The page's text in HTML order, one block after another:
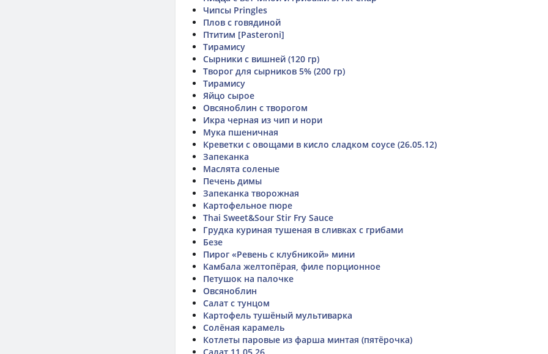
Чипсы Pringles
Плов с говядиной
Птитим [Pasteroni]
Тирамису
Сырники с вишней (120 гр)
Творог для сырников 5% (200 гр)
Тирамису
Яйцо сырое
Овсяноблин с творогом
Икра черная из чип и нори
Мука пшеничная
Креветки с овощами в кисло сладком соусе (26.05.12)
Запеканка
Маслята соленые
Печень димы
Запеканка творожная
Картофельное пюре
Thai Sweet&Sour Stir Fry Sauce
Грудка куриная тушеная в сливках с грибами
Безе
Пирог «Ревень с клубникой» мини
Камбала желтопёрая, филе порционное
Петушок на палочке
Овсяноблин
Салат с тунцом
Картофель тушёный мультиварка
Солёная карамель
Котлеты паровые из фарша минтая (пятёрочка)